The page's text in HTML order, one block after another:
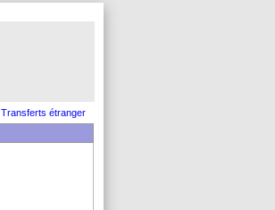
Transferts étranger